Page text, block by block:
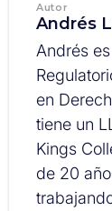
Autor
Andrés
Andrés
en
tiene un
Kings
de 20